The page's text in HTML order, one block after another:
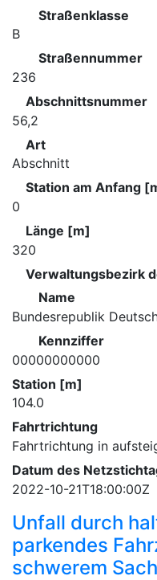
Straßenklasse
B
Straßennummer
236
Abschnittsnummer
56,2
Art
Abschnitt
Station am Anfang
0
Länge [m]
320
Verwaltungsbezirk
Name
Bundesrepublik
Kennziffer
00000000000
Station [m]
104.0
Fahrtrichtung
Fahrtrichtung in
Datum des
2022-10-21T18:00:00Z
Unfall durch
parkendes
schwerem